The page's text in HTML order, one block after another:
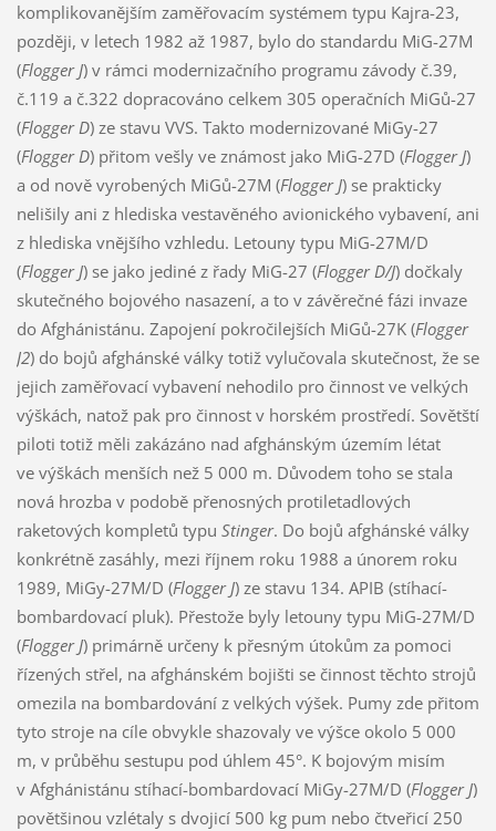
komplikovanějším zaměřovacím systémem typu Kajra-23,
později, v letech 1982 až 1987, bylo do standardu MiG-27M
(Flogger J) v rámci modernizačního programu závody č.39,
č.119 a č.322 dopracováno celkem 305 operačních MiGů-27
(Flogger D) ze stavu VVS. Takto modernizované MiGy-27
(Flogger D) přitom vešly ve známost jako MiG-27D (Flogger J)
a od nově vyrobených MiGů-27M (Flogger J) se prakticky
nelišily ani z hlediska vestavěného avionického vybavení, ani
z hlediska vnějšího vzhledu. Letouny typu MiG-27M/D
(Flogger J) se jako jediné z řady MiG-27 (Flogger D/J) dočkaly
skutečného bojového nasazení, a to v závěrečné fázi invaze
do Afghánistánu. Zapojení pokročilejších MiGů-27K (Flogger
J2) do bojů afghánské války totiž vylučovala skutečnost, že se
jejich zaměřovací vybavení nehodilo pro činnost ve velkých
výškách, natož pak pro činnost v horském prostředí. Sovětští
piloti totiž měli zakázáno nad afghánským územím létat
ve výškách menších než 5 000 m. Důvodem toho se stala
nová hrozba v podobě přenosných protiletadlových
raketových kompletů typu Stinger. Do bojů afghánské války
konkrétně zasáhly, mezi říjnem roku 1988 a únorem roku
1989, MiGy-27M/D (Flogger J) ze stavu 134. APIB (stíhací-
bombardovací pluk). Přestože byly letouny typu MiG-27M/D
(Flogger J) primárně určeny k přesným útokům za pomoci
řízených střel, na afghánském bojišti se činnost těchto strojů
omezila na bombardování z velkých výšek. Pumy zde přitom
tyto stroje na cíle obvykle shazovaly ve výšce okolo 5 000
m, v průběhu sestupu pod úhlem 45°. K bojovým misím
v Afghánistánu stíhací-bombardovací MiGy-27M/D (Flogger J)
povětšinou vzlétaly s dvojicí 500 kg pum nebo čtveřicí 250